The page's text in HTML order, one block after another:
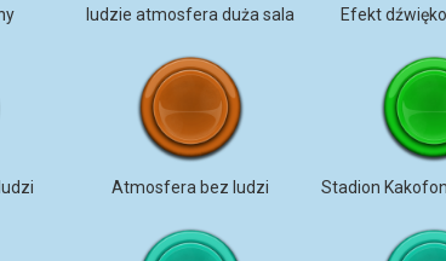
ludzie atmosfera duża sala Efekt
Atmosfera bez ludzi